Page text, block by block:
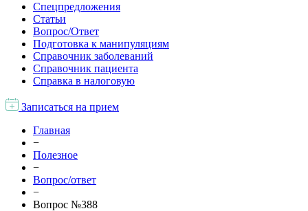
Спецпредложения
Статьи
Вопрос/Ответ
Подготовка к манипуляциям
Справочник заболеваний
Справочник пациента
Справка в налоговую
Записаться на прием
Главная
−
Полезное
−
Вопрос/ответ
−
Вопрос №388